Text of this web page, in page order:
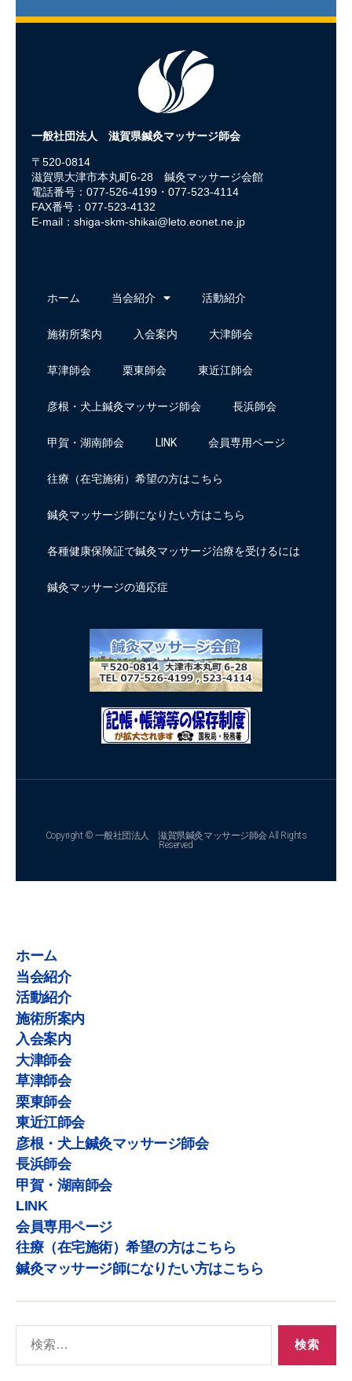
一般社団法人 滋賀県鍼灸マッサージ師会
〒520-0814
滋賀県大津市本丸町6-28 鍼灸マッサージ会館
電話番号：077-526-4199・077-523-4114
FAX番号：077-523-4132
E-mail： shiga-skm-shikai@leto.eonet.ne.jp
ホーム 当会紹介 活動紹介
施術所案内 入会案内 大津師会
草津師会 栗東師会 東近江師会
彦根・犬上鍼灸マッサージ師会 長浜師会
甲賀・湖南師会 LINK 会員専用ページ
往療（在宅施術）希望の方はこちら
鍼灸マッサージ師になりたい方はこちら
各種健康保険証で鍼灸マッサージ治療を受けるには
鍼灸マッサージの適応症
Copyright © 一般社団法人 滋賀県鍼灸マッサージ師会 All Rights
Reserved
ホーム
当会紹介
活動紹介
施術所案内
入会案内
大津師会
草津師会
栗東師会
東近江師会
彦根・犬上鍼灸マッサージ師会
長浜師会
甲賀・湖南師会
LINK
会員専用ページ
往療（在宅施術）希望の方はこちら
鍼灸マッサージ師になりたい方はこちら